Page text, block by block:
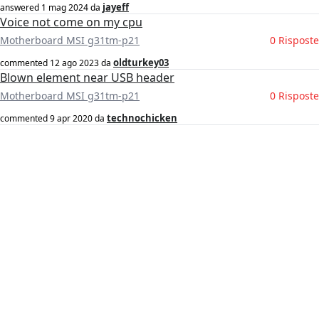
answered 1 mag 2024da jayeff
Voice not come on my cpu
Motherboard MSI g31tm-p21 0 Risposte
commented 12 ago 2023da oldturkey03
Blown element near USB header
Motherboard MSI g31tm-p21 0 Risposte
commented9 apr 2020da technochicken